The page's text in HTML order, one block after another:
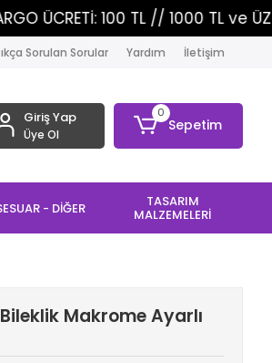
100 TL // 1000 TL ve ÜZERİ
Sorulan Sorular Yardım İletişim
Giriş Yap
Üye Ol
0
Sepetim
- DİĞER TASARIM
MALZEMELERİ
Makrome Ayarlı